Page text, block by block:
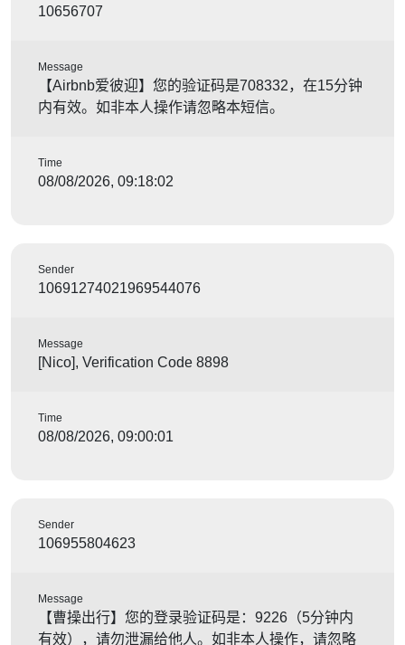
10656707
Message
【Airbnb爱彼迎】您的验证码是708332，在15分钟
内有效。如非本人操作请忽略本短信。
Time
08/08/2026, 09:18:02
Sender
10691274021969544076
Message
[Nico], Verification Code 8898
Time
08/08/2026, 09:00:01
Sender
106955804623
Message
【曹操出行】您的登录验证码是：9226（5分钟内
有效），请勿泄漏给他人。如非本人操作，请忽略